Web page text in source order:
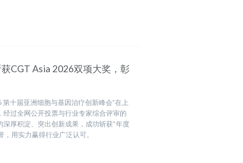
CGT Asia 2026双项大奖，彰
十届亚洲细胞与基因治疗创新峰会”在上
过全网公开投票与行业专家综合评审的
厚积淀、突出创新成果，成功斩获“年度
用实力赢得行业广泛认可。